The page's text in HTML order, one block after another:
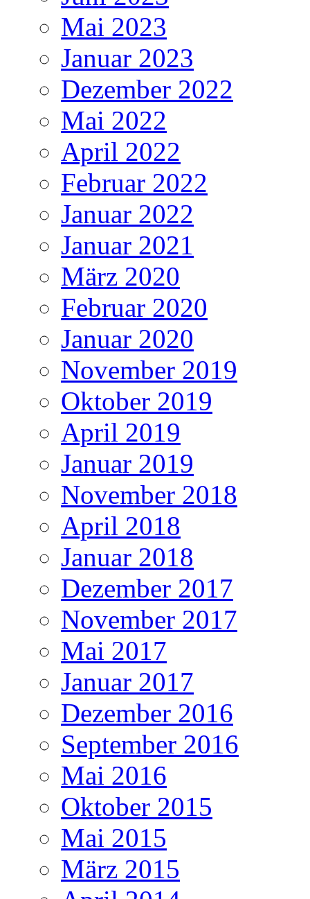
Mai 2023
Januar 2023
Dezember 2022
Mai 2022
April 2022
Februar 2022
Januar 2022
Januar 2021
März 2020
Februar 2020
Januar 2020
November 2019
Oktober 2019
April 2019
Januar 2019
November 2018
April 2018
Januar 2018
Dezember 2017
November 2017
Mai 2017
Januar 2017
Dezember 2016
September 2016
Mai 2016
Oktober 2015
Mai 2015
März 2015